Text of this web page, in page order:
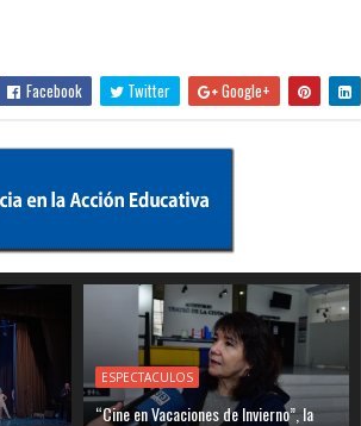
Facebook Twitter Google+
ESPECTACULOS
“Cine en Vacaciones de Invierno”, la